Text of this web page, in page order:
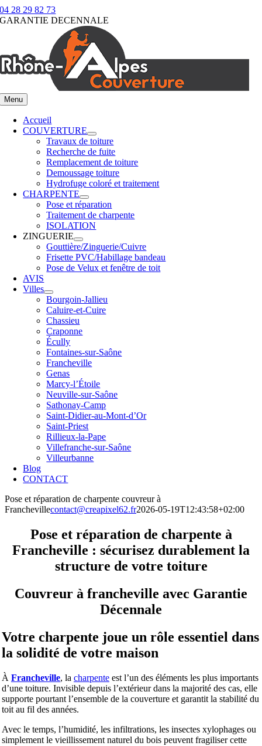
Passer
au
04 28 29 82 73
GARANTIE DECENNALE
Menu
Accueil
COUVERTURE
Travaux de toiture
Recherche de fuite
Remplacement de toiture
Demoussage toiture
Hydrofuge coloré et traitement
CHARPENTE
Pose et réparation
Traitement de charpente
ISOLATION
ZINGUERIE
Gouttière/Zinguerie/Cuivre
Frisette PVC/Habillage bandeau
Pose de Velux et fenêtre de toit
AVIS
Villes
Bourgoin-Jallieu
Caluire-et-Cuire
Chassieu
Craponne
Écully
Fontaines-sur-Saône
Francheville
Genas
Marcy-l’Étoile
Neuville-sur-Saône
Sathonay‑Camp
Saint-Didier-au-Mont-d’Or
Saint-Priest
Rillieux-la-Pape
Villefranche-sur-Saône
Villeurbanne
Blog
CONTACT
Pose et réparation de charpente couvreur à
Franchevillecontact@creapixel62.fr2026-05-19T12:43:58+02:00
Pose et réparation de charpente à
Francheville : sécurisez durablement la
structure de votre toiture
Couvreur à francheville avec Garantie
Décennale
Votre charpente joue un rôle essentiel dans
la solidité de votre maison
À Francheville, la charpente est l’un des éléments les plus importants
d’une toiture. Invisible depuis l’extérieur dans la majorité des cas, elle
supporte pourtant l’ensemble de la couverture et garantit la stabilité du
toit au fil des années.
Avec le temps, l’humidité, les infiltrations, les insectes xylophages ou
simplement le vieillissement naturel du bois peuvent fragiliser cette